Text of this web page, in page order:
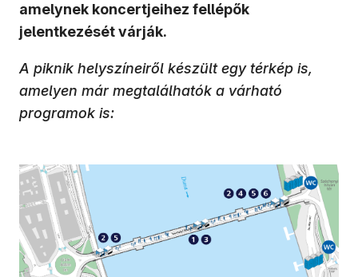
amelynek koncertjeihez fellépők
jelentkezését várják.
A piknik helyszíneiről készült egy térkép is,
amelyen már megtalálhatók a várható
programok is: